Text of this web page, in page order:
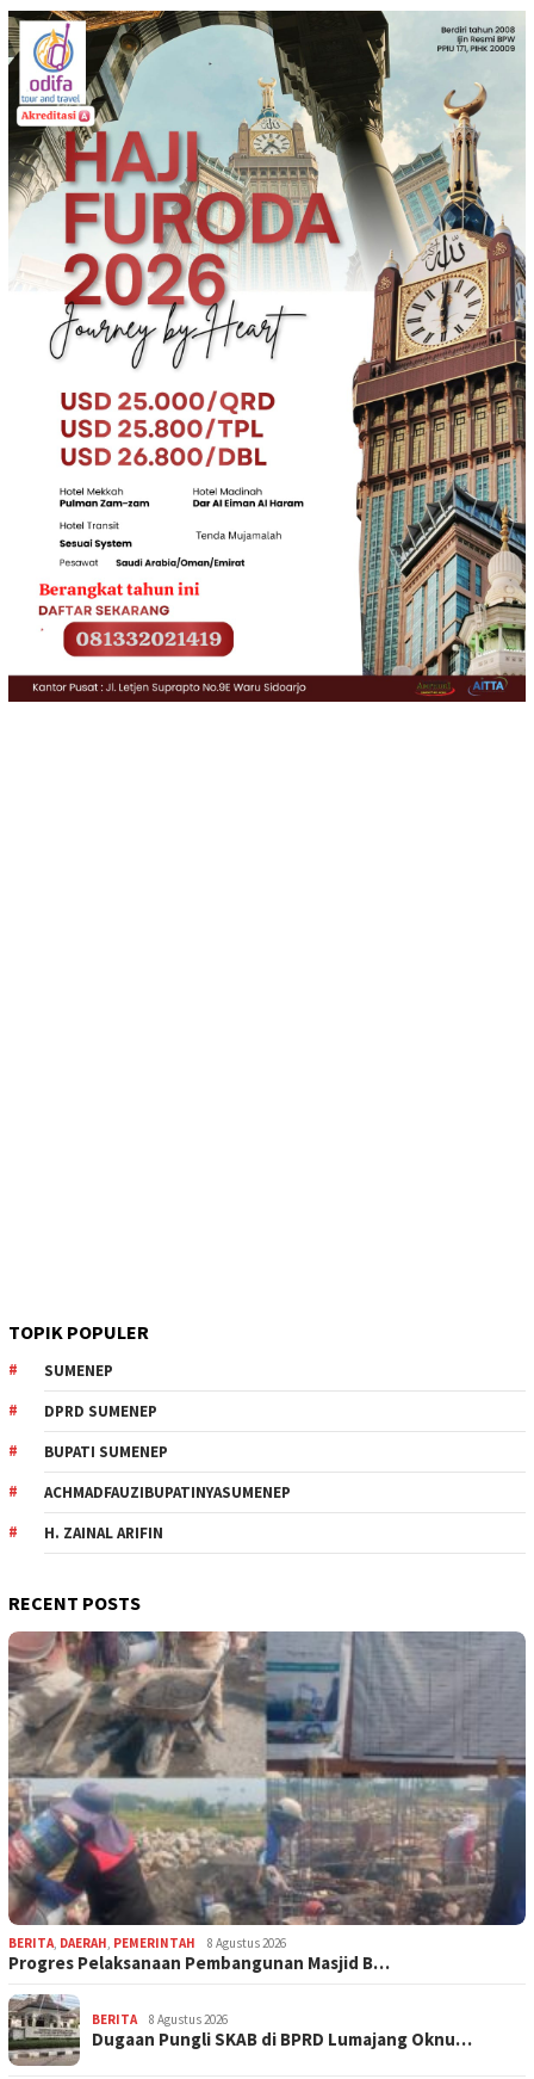
TOPIK POPULER
SUMENEP
DPRD SUMENEP
BUPATI SUMENEP
ACHMADFAUZIBUPATINYASUMENEP
H. ZAINAL ARIFIN
RECENT POSTS
BERITA DAERAH PEMERINTAH 8 Agustus 2026
Progres Pelaksanaan Pembangunan Masjid B…
BERITA 8 Agustus 2026
Dugaan Pungli SKAB di BPRD Lumajang Oknu…